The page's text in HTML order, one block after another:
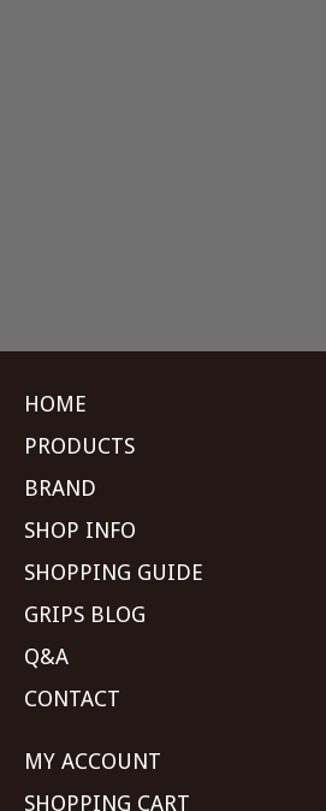
HOME
PRODUCTS
BRAND
SHOP INFO
SHOPPING GUIDE
GRIPS BLOG
Q&A
CONTACT
MY ACCOUNT
SHOPPING CART